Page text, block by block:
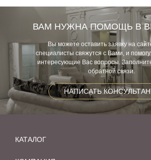
ВАМ НУЖНА ПОМОЩЬ В
Вы можете оставить заявку на
специалисты свяжутся с Вами, и
интересующие Вас вопросы.
обратной связи.
НАПИСАТЬ
КАТАЛОГ
Мебель